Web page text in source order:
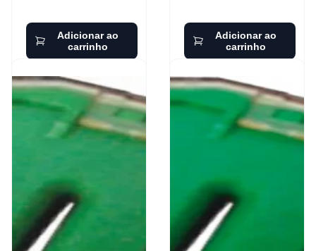
Adicionar ao
carrinho
Adicionar ao
carrinho